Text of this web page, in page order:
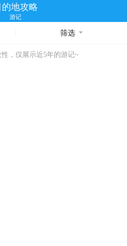
的地攻略
游记
筛选
，仅展示近5年的游记~